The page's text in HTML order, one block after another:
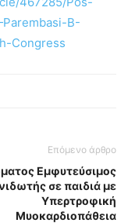
B-
Congress
Επόμενο άρθρο
Εμφυτεύσιμος
σε παιδιά με
Υπερτροφική
Μυοκαρδιοπάθεια